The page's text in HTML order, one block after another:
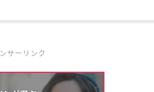
サーリンク